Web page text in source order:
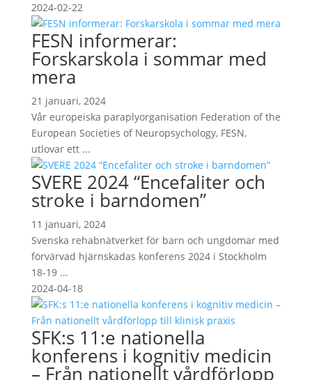
2024-02-22
FESN informerar:
Forskarskola i sommar med
mera
21 januari, 2024
Vår europeiska paraplyorganisation Federation of the
European Societies of Neuropsychology, FESN,
utlovar ett ...
SVERE 2024 “Encefaliter och
stroke i barndomen”
11 januari, 2024
Svenska rehabnätverket för barn och ungdomar med
förvärvad hjärnskadas konferens 2024 i Stockholm
18-19 ...
2024-04-18
SFK:s 11:e nationella
konferens i kognitiv medicin
– Från nationellt vårdförlopp